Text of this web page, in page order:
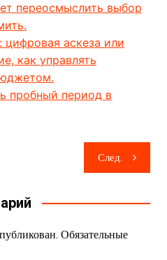
переосмыслить выбор
аскеза или
как управлять
пробный период в
След.
Обязательные